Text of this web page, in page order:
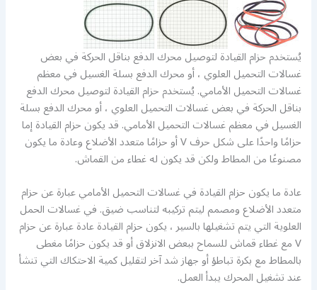
يُستخدم حزام القيادة لتوصيل محرك الدفع بناقل الحركة في بعض
غسالات التحميل العلوي ، أو محرك الدفع بسلة الغسيل في معظم
غسالات التحميل الأمامي. يُستخدم حزام القيادة لتوصيل محرك الدفع
بناقل الحركة في بعض غسالات التحميل العلوي ، أو محرك الدفع بسلة
الغسيل في معظم غسالات التحميل الأمامي. قد يكون حزام القيادة إما
حزامًا واحدًا على شكل حرف V أو حزامًا متعدد الأضلاع وعادة ما يكون
مصنوعًا من المطاط ولكن قد يكون له غطاء من القماش.
عادة ما يكون حزام القيادة في غسالات التحميل الأمامي عبارة عن حزام
متعدد الأضلاع ومصمم ليتم تركيبه لتناسب ضيق. في غسالات الحمل
العلوية التي يتم تشغيلها بالسير ، يكون حزام القيادة عادة عبارة عن حزام
V مع غطاء قماش للسماح ببعض الانزلاق أو قد يكون حزامًا مغطى
بالمطاط مع بكرة تباطؤ أو جهاز شد آخر لتقليل كمية الاحتكاك التي تنشأ
عند تشغيل المحرك يبدأ العمل.